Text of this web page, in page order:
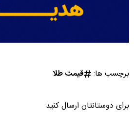
برچسب ها: قیمت طلا
برای دوستانتان ارسال کنید